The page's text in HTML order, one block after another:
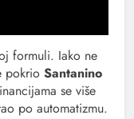
formuli. Iako ne
pokrio Santanino
se više
po automatizmu.